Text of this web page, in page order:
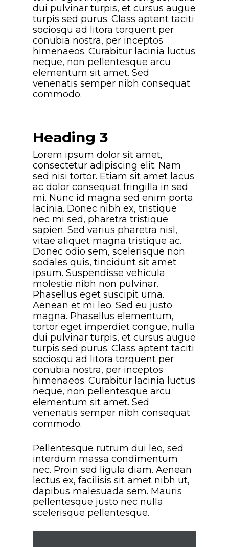
dui pulvinar turpis, et cursus augue
turpis sed purus. Class aptent taciti
sociosqu ad litora torquent per
conubia nostra, per inceptos
himenaeos. Curabitur lacinia luctus
neque, non pellentesque arcu
elementum sit amet. Sed
venenatis semper nibh consequat
commodo.
Heading 3
Lorem ipsum dolor sit amet,
consectetur adipiscing elit. Nam
sed nisi tortor. Etiam sit amet lacus
ac dolor consequat fringilla in sed
mi. Nunc id magna sed enim porta
lacinia. Donec nibh ex, tristique
nec mi sed, pharetra tristique
sapien. Sed varius pharetra nisl,
vitae aliquet magna tristique ac.
Donec odio sem, scelerisque non
sodales quis, tincidunt sit amet
ipsum. Suspendisse vehicula
molestie nibh non pulvinar.
Phasellus eget suscipit urna.
Aenean et mi leo. Sed eu justo
magna. Phasellus elementum,
tortor eget imperdiet congue, nulla
dui pulvinar turpis, et cursus augue
turpis sed purus. Class aptent taciti
sociosqu ad litora torquent per
conubia nostra, per inceptos
himenaeos. Curabitur lacinia luctus
neque, non pellentesque arcu
elementum sit amet. Sed
venenatis semper nibh consequat
commodo.
Pellentesque rutrum dui leo, sed
interdum massa condimentum
nec. Proin sed ligula diam. Aenean
lectus ex, facilisis sit amet nibh ut,
dapibus malesuada sem. Mauris
pellentesque justo nec nulla
scelerisque pellentesque.